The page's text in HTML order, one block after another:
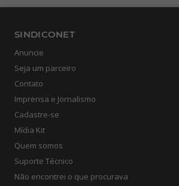
SINDICONET
Anuncie
Seja um parceiro
Contato
Imprensa e Jornalismo
Cadastre-se
Mídia Kit
Quem somos
Suporte Técnico
Não encontrei o que procurava